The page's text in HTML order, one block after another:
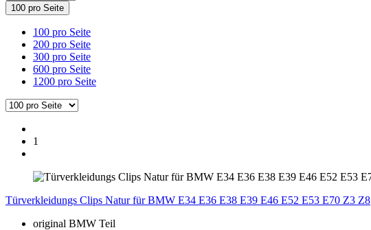
100 pro Seite
100 pro Seite
200 pro Seite
300 pro Seite
600 pro Seite
1200 pro Seite
1
Türverkleidungs Clips Natur für BMW E34 E36 E38 E39 E46 E52 E53 E70 Z3 Z8
original BMW Teil